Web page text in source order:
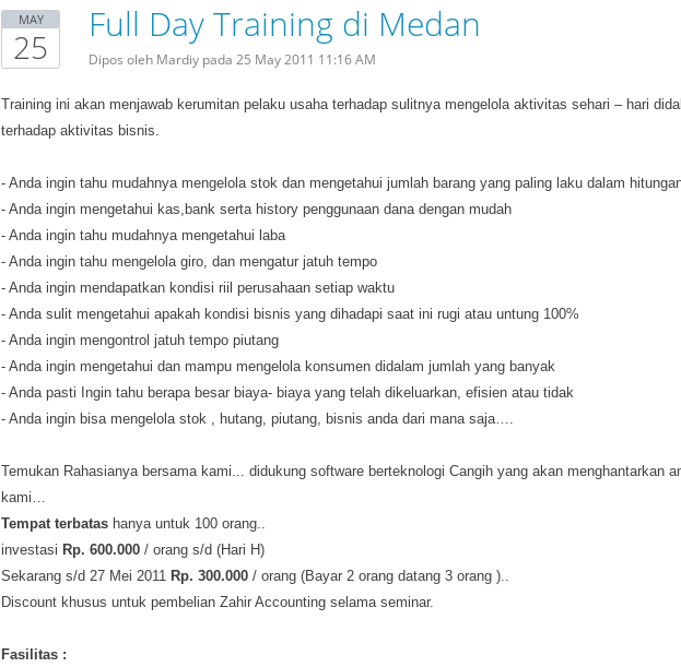
MAY
25
Full Day Training di Medan
Dipos oleh Mardiy pada 25 May 2011 11:16 AM
Training ini akan menjawab kerumitan pelaku usaha terhadap sulitnya mengelola aktivitas sehari – hari
terhadap aktivitas bisnis.
- Anda ingin tahu mudahnya mengelola stok dan mengetahui jumlah barang yang paling laku dalam
- Anda ingin mengetahui kas,bank serta history penggunaan dana dengan mudah
- Anda ingin tahu mudahnya mengetahui laba
- Anda ingin tahu mengelola giro, dan mengatur jatuh tempo
- Anda ingin mendapatkan kondisi riil perusahaan setiap waktu
- Anda sulit mengetahui apakah kondisi bisnis yang dihadapi saat ini rugi atau untung 100%
- Anda ingin mengontrol jatuh tempo piutang
- Anda ingin mengetahui dan mampu mengelola konsumen didalam jumlah yang banyak
- Anda pasti Ingin tahu berapa besar biaya- biaya yang telah dikeluarkan, efisien atau tidak
- Anda ingin bisa mengelola stok , hutang, piutang, bisnis anda dari mana saja….
Temukan Rahasianya bersama kami... didukung software berteknologi Cangih yang akan
kami…
Tempat terbatas hanya untuk 100 orang..
investasi Rp. 600.000 / orang s/d (Hari H)
Sekarang s/d 27 Mei 2011 Rp. 300.000 / orang (Bayar 2 orang datang 3 orang )..
Discount khusus untuk pembelian Zahir Accounting selama seminar.
Fasilitas :